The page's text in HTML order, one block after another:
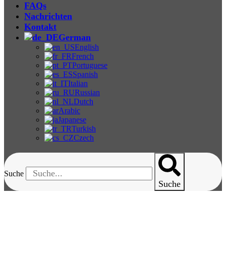
FAQs
Nachrichten
Kontakt
German
English
French
Portuguese
Spanish
Italian
Russian
Dutch
Arabic
Japanese
Turkish
Czech
Suche
Suche